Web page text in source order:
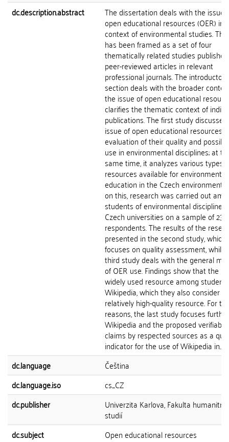
dc.description.abstract
The dissertation deals with the issue
open educational resources (OER) in
context of environmental studies.
has been framed as a set of four
thematically related studies
peer-reviewed articles in relevant
professional journals. The introductory
section deals with the broader
the issue of open educational
clarifies the thematic context of
publications. The first study
issue of open educational resources,
evaluation of their quality and
use in environmental disciplines; at
same time, it analyzes various types
resources available for environmental
education in the Czech environment.
on this, research was carried out
students of environmental disciplines
Czech universities on a sample of 233
respondents. The results of the
presented in the second study, which
focuses on quality assessment, while
third study deals with the general
of OER use. Findings show that the
widely used resource among
Wikipedia, which they also consider
relatively high-quality resource. For
reasons, the last study focuses
Wikipedia and the proposed
claims by respected sources as a
indicator for the use of Wikipedia in...
dc.language
Čeština
dc.language.iso
cs_CZ
dc.publisher
Univerzita Karlova, Fakulta
studií
dc.subject
Open educational resources